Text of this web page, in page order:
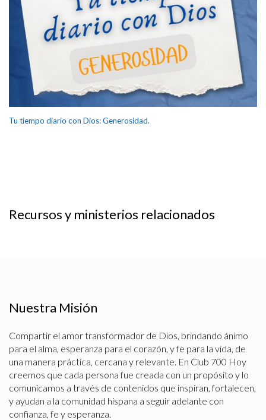
Tu tiempo diario con Dios: Generosidad.
Recursos y ministerios relacionados
Nuestra Misión
Compartir el amor transformador de Dios, brindando ánimo
para el alma, esperanza para el corazón, y fe para la vida, de
una manera práctica, cercana y relevante. En Club 700 Hoy
creemos que cada persona fue creada con un propósito y lo
comunicamos a través de contenidos que inspiran, fortalecen,
y ayudan a la comunidad hispana a seguir adelante con
confianza, fe y esperanza.